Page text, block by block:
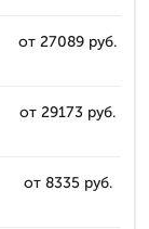
от 27089 руб.
от 29173 руб.
от 8335 руб.